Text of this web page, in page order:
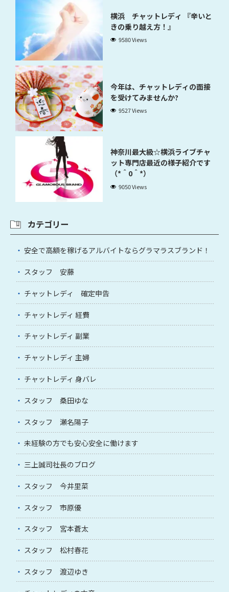
横浜 チャットレディ 『辛いと
きの乗り越え方！』
9580 Views
今年は、チャットレディの面接
を受けてみませんか?
9527 Views
神奈川最大級☆横浜ライブチャ
ット専門店最近の様子紹介です
（*＾0＾*）
9050 Views
カテゴリー
安全で高額を稼げるアルバイトならグラマラスブランド！
スタッフ 安藤
チャットレディ 確定申告
チャットレディ 経費
チャットレディ 副業
チャットレディ 主婦
チャットレディ 身バレ
スタッフ 桑田ゆな
スタッフ 瀬名陽子
未経験の方でも安心安全に働けます
三上誠司社長のブログ
スタッフ 今井里菜
スタッフ 市原優
スタッフ 宮本蒼太
スタッフ 松村春花
スタッフ 渡辺ゆき